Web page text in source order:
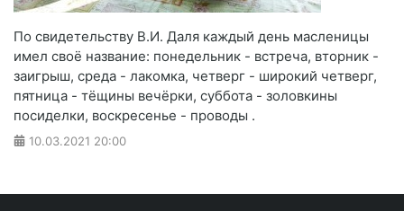
По свидетельству В.И. Даля каждый день масленицы
имел своё название: понедельник - встреча, вторник -
заигрыш, среда - лакомка, четверг - широкий четверг,
пятница - тёщины вечёрки, суббота - золовкины
посиделки, воскресенье - проводы .
10.03.2021 20:00